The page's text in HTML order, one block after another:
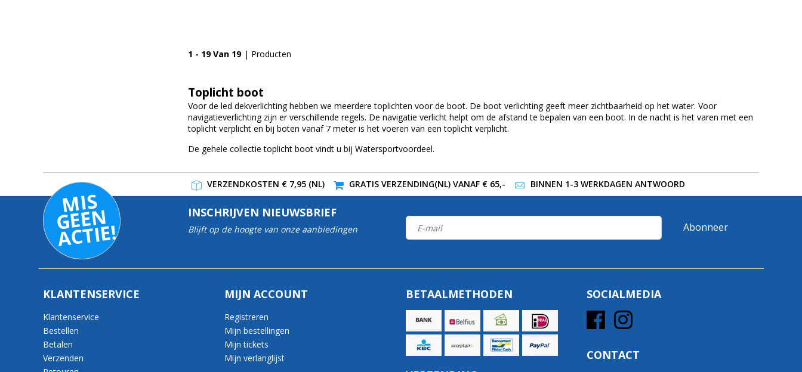
1 - 19 Van 19 | Producten
Toplicht boot
Voor de led dekverlichting hebben we meerdere toplichten voor de boot. De boot verlichting geeft meer zichtbaarheid op het water. Voor
navigatieverlichting zijn er verschillende regels. De navigatie verlicht helpt om de afstand te bepalen van een boot. In de nacht is het varen met een
toplicht verplicht en bij boten vanaf 7 meter is het voeren van een toplicht verplicht.
De gehele collectie toplicht boot vindt u bij Watersportvoordeel.
VERZENDKOSTEN € 7,95 (NL) GRATIS VERZENDING(NL) VANAF € 65,- BINNEN 1-3 WERKDAGEN ANTWOORD
MI
S
G
E
E
N
A
C
TI
E!
INSCHRIJVEN NIEUWSBRIEF
Blijft op de hoogte van onze aanbiedingen Abonneer
KLANTENSERVICE
Klantenservice
Bestellen
Betalen
Verzenden
MIJN ACCOUNT
Registreren
Mijn bestellingen
Mijn tickets
Mijn verlanglijst
BETAALMETHODEN SOCIALMEDIA
CONTACT